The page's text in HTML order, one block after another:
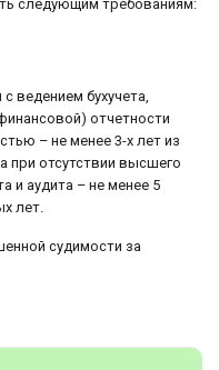
следующим требованиям:
ведением бухучета,
отчетности
– не менее 3-х лет из
при отсутствии высшего
и аудита – не менее 5
лет.
судимости за